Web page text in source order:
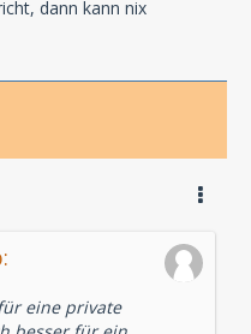
dann kann nix
eine private